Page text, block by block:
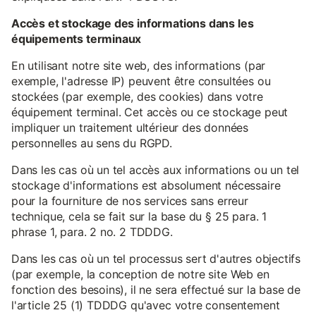
Accès et stockage des informations dans les
équipements terminaux
En utilisant notre site web, des informations (par
exemple, l'adresse IP) peuvent être consultées ou
stockées (par exemple, des cookies) dans votre
équipement terminal. Cet accès ou ce stockage peut
impliquer un traitement ultérieur des données
personnelles au sens du RGPD.
Dans les cas où un tel accès aux informations ou un tel
stockage d'informations est absolument nécessaire
pour la fourniture de nos services sans erreur
technique, cela se fait sur la base du § 25 para. 1
phrase 1, para. 2 no. 2 TDDDG.
Dans les cas où un tel processus sert d'autres objectifs
(par exemple, la conception de notre site Web en
fonction des besoins), il ne sera effectué sur la base de
l'article 25 (1) TDDDG qu'avec votre consentement